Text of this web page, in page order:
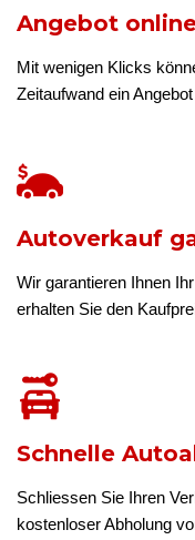
Angebot
Mit wenigen Klicks
Zeitaufwand ein
Autoverkauf
Wir garantieren Ihnen
erhalten Sie den
Schnelle
Schliessen Sie Ihren
kostenloser Abholung